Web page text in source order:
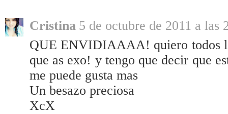
Cristina 5 de octubre de 2011 a las
QUE ENVIDIAAAA! quiero todos
que as exo! y tengo que decir que
me puede gusta mas
Un besazo preciosa
XcX